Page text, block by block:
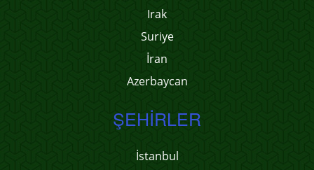
Irak
Suriye
İran
Azerbaycan
ŞEHIRLER
İstanbul